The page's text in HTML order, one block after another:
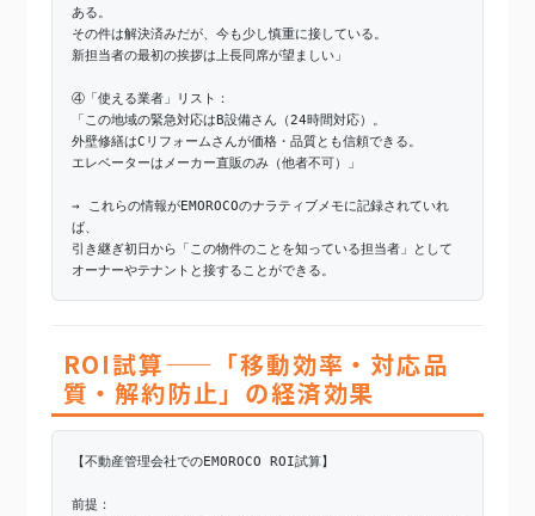
ある。
その件は解決済みだが、今も少し慎重に接している。
新担当者の最初の挨拶は上長同席が望ましい」
④「使える業者」リスト：
「この地域の緊急対応はB設備さん（24時間対応）。
外壁修繕はCリフォームさんが価格・品質とも信頼できる。
エレベーターはメーカー直販のみ（他者不可）」
→ これらの情報がEMOROCOのナラティブメモに記録されていれ
ば、
引き継ぎ初日から「この物件のことを知っている担当者」として
オーナーやテナントと接することができる。
ROI試算——「移動効率・対応品
質・解約防止」の経済効果
【不動産管理会社でのEMOROCO ROI試算】
前提：